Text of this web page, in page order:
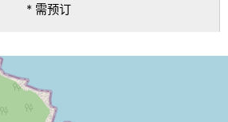
* 需预订